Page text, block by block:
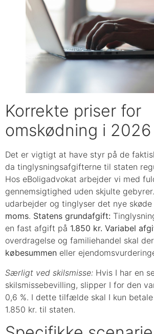
Korrekte priser for
omskødning i 2026
Det er vigtigt at have styr på de
da tinglysningsafgifterne til staten
Hos eBoligadvokat arbejder vi med
gennemsigtighed uden skjulte gebyrer.
udarbejder og tinglyser det nye
moms. Statens grundafgift:
en fast afgift på 1.850 kr. Variabel
overdragelse og familiehandel skal
købesummen eller
Særligt ved skilsmisse: Hvis I har en
skilsmissebevilling, slipper I for den
0,6 %. I dette tilfælde skal I kun
1.850 kr. til staten.